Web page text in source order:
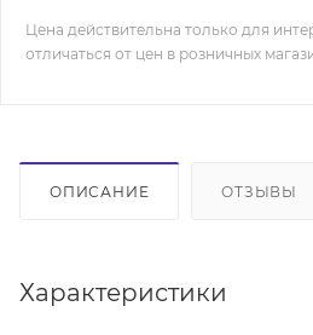
Цена действительна только для
отличаться от цен в розничных
ОПИСАНИЕ ОТЗЫВЫ
Характеристики